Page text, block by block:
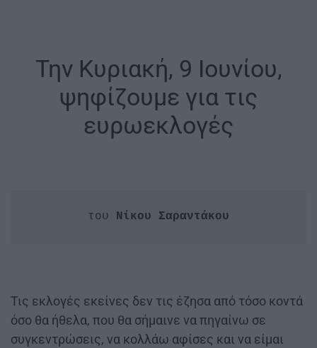
Την Κυριακή, 9 Ιουνίου,
ψηφίζουμε για τις
ευρωεκλογές
του Νίκου Σαραντάκου
Τις εκλογές εκείνες δεν τις έζησα από τόσο κοντά
όσο θα ήθελα, που θα σήμαινε να πηγαίνω σε
συγκεντρώσεις, να κολλάω αφίσες και να είμαι